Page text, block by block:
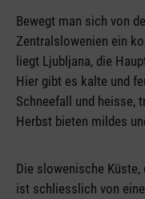
Bewegt man sich von
Zentralslowenien ein
liegt Ljubljana, die
Hier gibt es kalte und
Schneefall und heisse,
Herbst bieten mildes
Die slowenische
ist schliesslich von